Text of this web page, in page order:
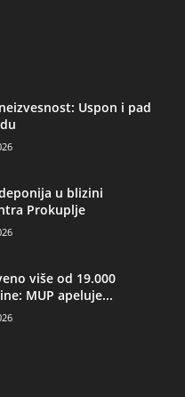
Uspon i pad
u blizini
Prokuplje
više od 19.000
MUP apeluje...